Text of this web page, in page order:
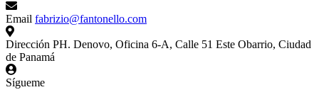
Email fabrizio@fantonello.com
Dirección PH. Denovo, Oficina 6-A, Calle 51 Este Obarrio, Ciudad
de Panamá
Sígueme